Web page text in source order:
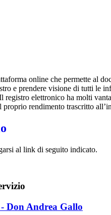
online che permette al
e prendere visione di tutti le
registro elettronico ha molti
rendimento trascritto
al link di seguito indicato.
Don Andrea Gallo